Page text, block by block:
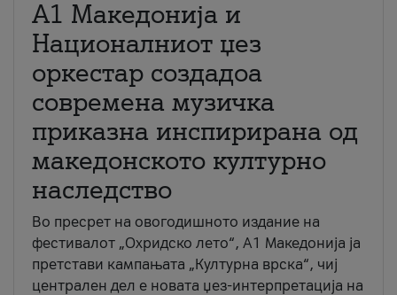
А1 Македонија и
Националниот џез
оркестар создадоа
современа музичка
приказна инспирирана од
македонското културно
наследство
Во пресрет на овогодишното издание на
фестивалот „Охридско лето“, А1 Македонија ја
претстави кампањата „Културна врска“, чиј
централен дел е новата џез-интерпретација на